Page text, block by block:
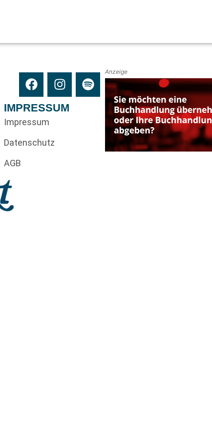
IMPRESSUM
Impressum
Datenschutz
AGB
Anzeige